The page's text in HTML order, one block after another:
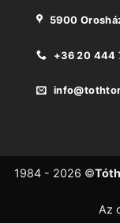
5900
+36 20 444
1984 - 2026 ©
Az